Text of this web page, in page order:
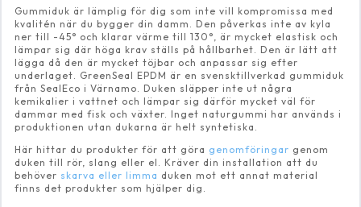
Gummiduk är lämplig för dig som inte vill kompromissa med
kvalitén när du bygger din damm. Den påverkas inte av kyla
ner till -45° och klarar värme till 130°, är mycket elastisk och
lämpar sig där höga krav ställs på hållbarhet. Den är lätt att
lägga då den är mycket töjbar och anpassar sig efter
underlaget. GreenSeal EPDM är en svensktillverkad gummiduk
från SealEco i Värnamo. Duken släpper inte ut några
kemikalier i vattnet och lämpar sig därför mycket väl för
dammar med fisk och växter. Inget naturgummi har används i
produktionen utan dukarna är helt syntetiska.
Här hittar du produkter för att göra genomföringar genom
duken till rör, slang eller el. Kräver din installation att du
behöver skarva eller limma duken mot ett annat material
finns det produkter som hjälper dig.